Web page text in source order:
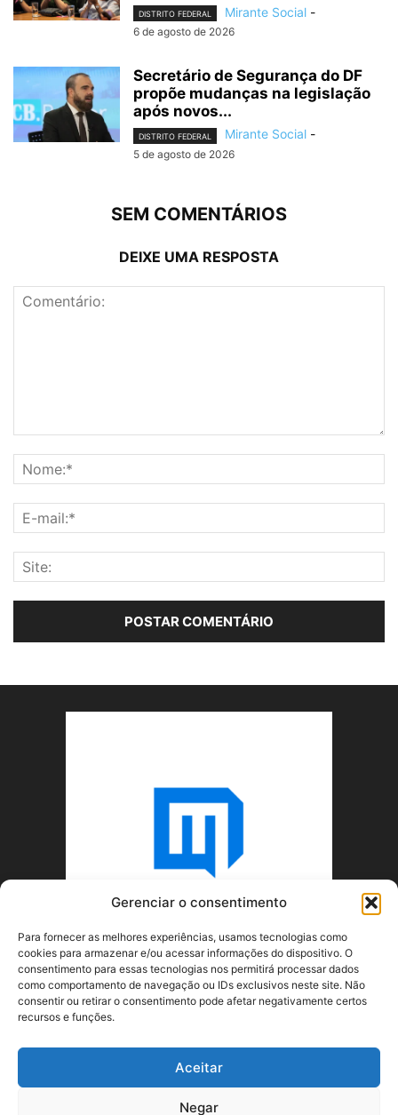
Gerenciar o consentimento
Para fornecer as melhores experiências, usamos tecnologias como
cookies para armazenar e/ou acessar informações do dispositivo. O
consentimento para essas tecnologias nos permitirá processar dados
como comportamento de navegação ou IDs exclusivos neste site. Não
consentir ou retirar o consentimento pode afetar negativamente certos
recursos e funções.
Aceitar
Negar
DISTRITO FEDERAL Mirante Social -
6 de agosto de 2026
Secretário de Segurança do DF
propõe mudanças na legislação
após novos...
DISTRITO FEDERAL Mirante Social -
5 de agosto de 2026
SEM COMENTÁRIOS
DEIXE UMA RESPOSTA
SIGA-NOS